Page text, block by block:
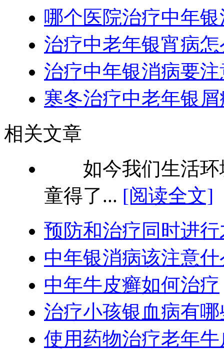
哪个医院治疗中年
治疗中老年银宵病
治疗中年银消病要
寒冬治疗中老年银
相关文章
如今我们生活环
童得了... [阅读全文]
预防和治疗同时进
中年银消病该注意什
中年牛皮癣如何治疗
治疗小孩银血病有
使用药物治疗老年